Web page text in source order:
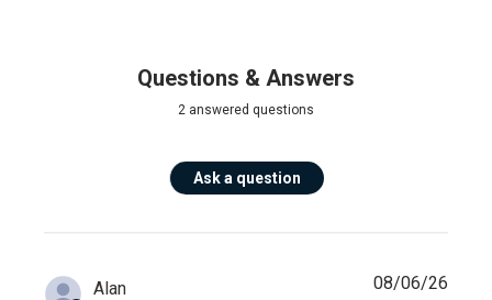
Questions & Answers
2 answered questions
Ask a question
Alan 08/06/26